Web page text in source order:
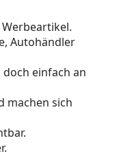
Autohändler
einfach an
machen sich